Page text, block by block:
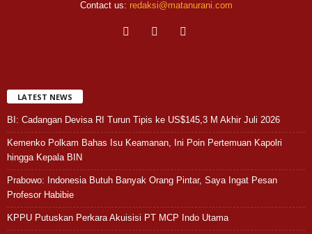
Contact us: redaksi@matanurani.com
LATEST NEWS
BI: Cadangan Devisa RI Turun Tipis ke US$145,3 M Akhir Juli 2026
Kemenko Polkam Bahas Isu Keamanan, Ini Poin Pertemuan Kapolri
hingga Kepala BIN
Prabowo: Indonesia Butuh Banyak Orang Pintar, Saya Ingat Pesan
Profesor Habibie
KPPU Putuskan Perkara Akuisisi PT MCP Indo Utama